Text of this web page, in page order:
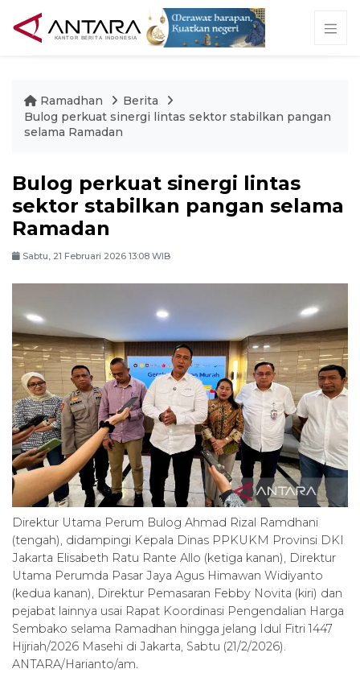
Ramadhan
Berita
Bulog perkuat sinergi lintas sektor stabilkan pangan
selama Ramadan
Bulog perkuat sinergi lintas
sektor stabilkan pangan selama
Ramadan
Sabtu, 21 Februari 2026 13:08 WIB
Direktur Utama Perum Bulog Ahmad Rizal Ramdhani
(tengah), didampingi Kepala Dinas PPKUKM Provinsi DKI
Jakarta Elisabeth Ratu Rante Allo (ketiga kanan), Direktur
Utama Perumda Pasar Jaya Agus Himawan Widiyanto
(kedua kanan), Direktur Pemasaran Febby Novita (kiri) dan
pejabat lainnya usai Rapat Koordinasi Pengendalian Harga
Sembako selama Ramadhan hingga jelang Idul Fitri 1447
Hijriah/2026 Masehi di Jakarta, Sabtu (21/2/2026).
ANTARA/Harianto/am.